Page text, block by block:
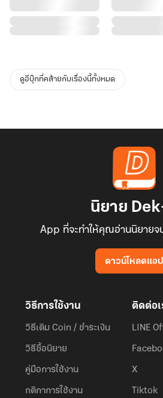
ดูอีบุ๊กที่คล้ายกับเรื่องนี้ทั้งหมด
นิยาย
App ที่จะทำให้คุณอ่านนิยายจ
ดาวน์โหลดแอป
วิธีการใช้งาน
วิธีเติม Coin / ชำระเงิน
วิธีซื้อนิยาย
คู่มือการใช้งาน
กติกาการใช้งาน
ติดต่อเ
LINE
X
Tiktok